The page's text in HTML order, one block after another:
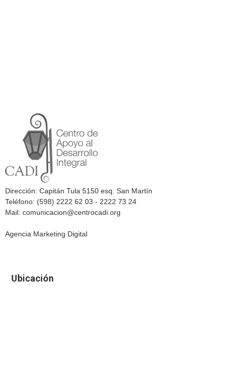
Dirección: Capitán Tula 5150 esq. San Martín
Teléfono: (598) 2222 62 03 - 2222 73 24
Mail: comunicacion@centrocadi.org
Agencia Marketing Digital
Ubicación